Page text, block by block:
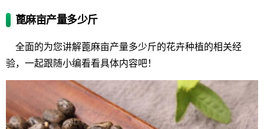
蓖麻亩产量多少斤
全面的为您讲解蓖麻亩产量多少斤的花卉种植的相关经
验，一起跟随小编看看具体内容吧！